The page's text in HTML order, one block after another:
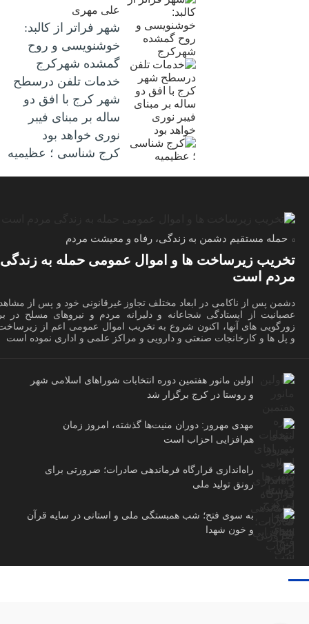
علی مهری
شهر فراتر از کالبد:
خوشنویسی و روح
گمشده شهرکرج
خدمات تلفن درسطح
شهر کرج با افق دو
ساله بر مبنای فیبر
نوری خواهد بود
کرج شناسی ؛ عظیمیه
حمله مستقیم دشمن به زندگی، رفاه و معیشت مردم
تخریب زیرساخت ها و اموال عمومی حمله به زندگی
مردم است
دشمن پس از ناکامی در ابعاد مختلف تجاوز غیرقانونی خود و پس از
عصبانیت از ایستادگی شجاعانه و دلیرانه مردم و نیروهای مسلح در
زورگویی های آنها، اکنون شروع به تخریب اموال عمومی اعم از
و پل ها و کارخانجات صنعتی و دارویی و مراکز علمی و اداری نموده است
اولین مانور هفتمین دوره انتخابات شوراهای اسلامی شهر
و روستا در کرج برگزار شد
مهدی مهرور: دوران منیت‌ها گذشته، امروز زمان
هم‌افزایی احزاب است
راه‌اندازی قرارگاه فرماندهی صادرات؛ ضرورتی برای
رونق تولید ملی
به سوی فتح؛ شب همبستگی ملی و استانی در سایه قرآن
و خون شهدا